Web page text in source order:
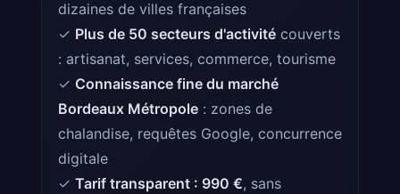
dizaines de villes françaises
✓ Plus de 50 secteurs d'activité couverts
: artisanat, services, commerce, tourisme
✓ Connaissance fine du marché
Bordeaux Métropole : zones de
chalandise, requêtes Google, concurrence
digitale
✓ Tarif transparent : 990 €, sans